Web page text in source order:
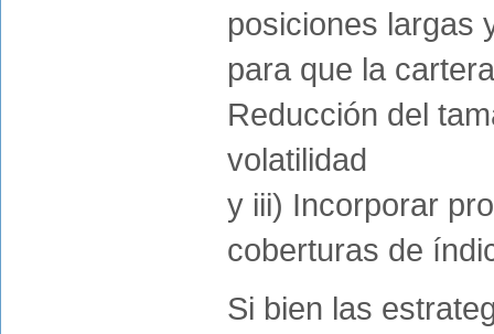
posiciones largas
para que la
Reducción del
volatilidad
y iii) Incorporar
coberturas de
Si bien las